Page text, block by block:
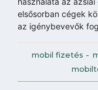
elsősorban cégek
az igénybevevők
mobil fizetés -